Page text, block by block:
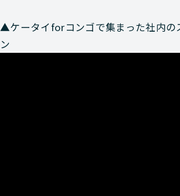
▲ケータイforコンゴで集まった社内の
ン